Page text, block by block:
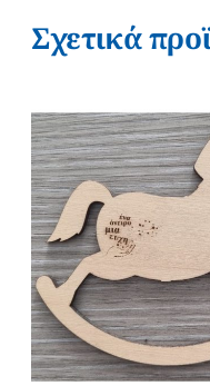
Σχετικά